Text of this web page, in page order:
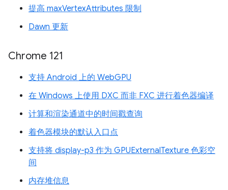
提高 maxVertexAttributes 限制
Dawn 更新
Chrome 121
支持 Android 上的 WebGPU
在 Windows 上使用 DXC 而非 FXC 进行着色器编译
计算和渲染通道中的时间戳查询
着色器模块的默认入口点
支持将 display-p3 作为 GPUExternalTexture 色彩空
间
内存堆信息